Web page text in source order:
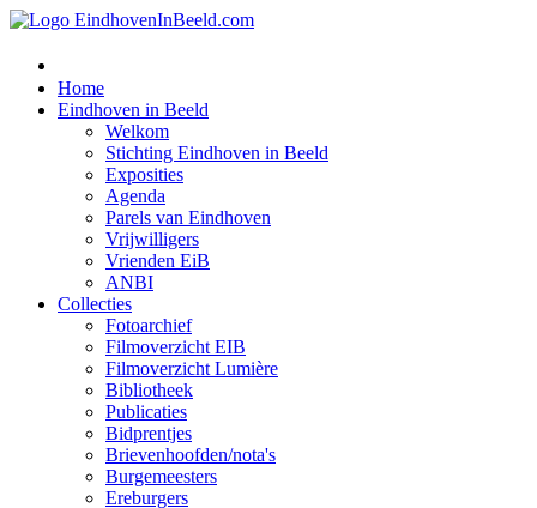
Home
Eindhoven in Beeld
Welkom
Stichting Eindhoven in Beeld
Exposities
Agenda
Parels van Eindhoven
Vrijwilligers
Vrienden EiB
ANBI
Collecties
Fotoarchief
Filmoverzicht EIB
Filmoverzicht Lumière
Bibliotheek
Publicaties
Bidprentjes
Brievenhoofden/nota's
Burgemeesters
Ereburgers